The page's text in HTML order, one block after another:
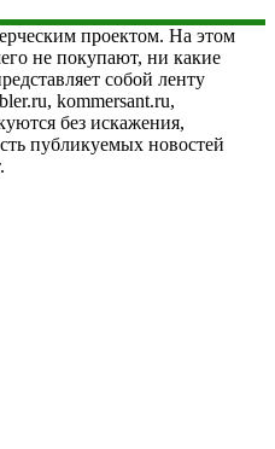
проектом. На этом
не покупают, ни какие
собой ленту
kommersant.ru,
без искажения,
публикуемых новостей